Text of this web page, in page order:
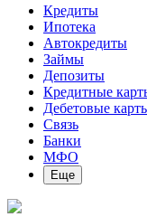
Кредиты
Ипотека
Автокредиты
Займы
Депозиты
Кредитные
Дебетовые
Связь
Банки
МФО
Еще